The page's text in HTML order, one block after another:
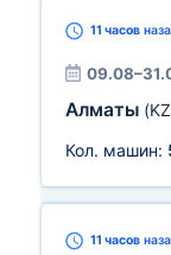
11 часов
Алматы
Кол. машин:
11 часов